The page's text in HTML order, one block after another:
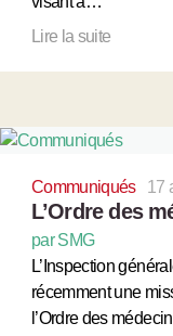
Lire la suite
Communiqués 17
L’Ordre des
par SMG
L’Inspection
récemment une
l’Ordre des